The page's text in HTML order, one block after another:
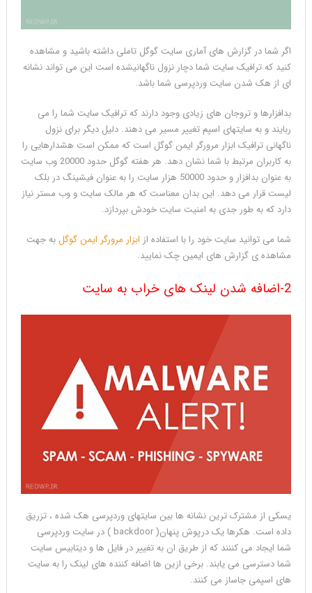
اگر شما در گزارش های آماری سایت گوگل تاملی داشته باشید و مشاهده
کنید که ترافیک سایت شما دچار نزول ناگهانیشده است این می تواند نشانه
ای از هک شدن سایت وردپرسی شما باشد.
بدافزارها و تروجان های زیادی وجود دارند که ترافیک سایت شما را می
ربایند و به سایتهای اسپم تغییر مسیر می دهند. دلیل دیگر برای نزول
ناگهانی ترافیک ابزار مرورگر ایمن گوگل است که ممکن است هشدارهایی را
به کاربران مرتبط با شما نشان دهد. هر هفته گوگل حدود 20000 وب سایت
به عنوان بدافزار و حدود 50000 هزار سایت را به عنوان فیشینگ در بلک
لیست قرار می دهد. این بدان معناست که هر مالک سایت و وب مستر نیاز
دارد که به طور جدی به امنیت سایت خودش بپردازد.
شما می توانید سایت خود را با استفاده ازابزار مرورگر ایمن گوگلبه جهت
مشاهده ی گزارش های ایمین چک نمایید.
2-اضافه شدن لینک های خراب به سایت
یسکی از مشترک ترین نشانه ها بین سایتهای وردپرسی هک شده ، تزریق
داده است. هکرها یک درپوش پنهان( backdoor ) در سایت وردپرسی
شما ایجاد می کننند که از طریق ان به تغییر در فایل ها و دیتابیس سایت
شما دسترسی می یابند. برخی ازین ها اضافه کننده های لینک را به سایت
های اسپمی جاساز می کنند.